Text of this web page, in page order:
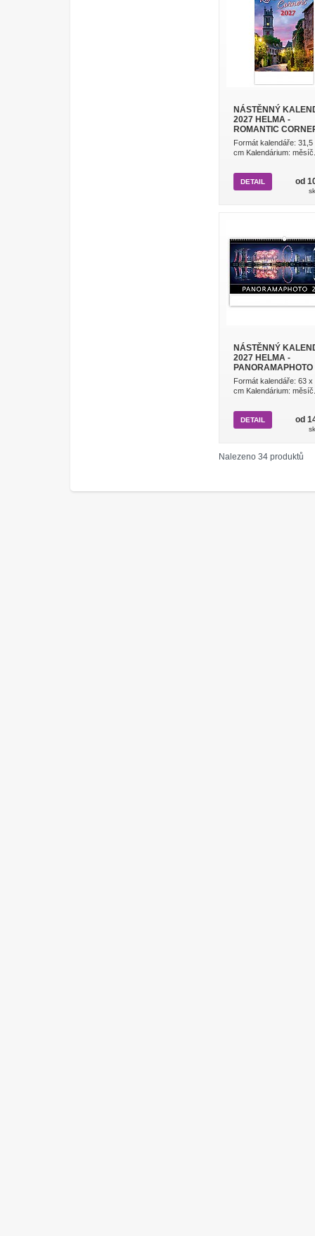
NÁSTĚNNÝ
2027 HELMA -
ROMANTIC
Formát kalendáře: 31,5
cm Kalendárium:
od
DETAIL
NÁSTĚNNÝ
2027 HELMA -
PANORAMAPHOTO
Formát kalendáře: 63 x
cm Kalendárium:
od
DETAIL
Nalezeno 34 produktů